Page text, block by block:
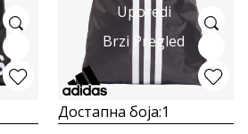
Uporedi
Brzi Pregled
Достапна боја:1